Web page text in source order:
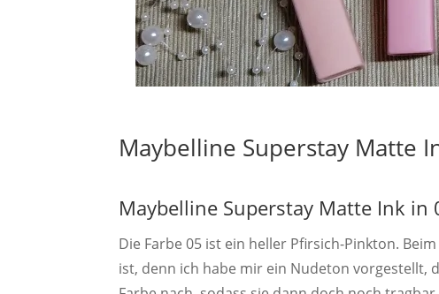
Maybelline Superstay Matte
Maybelline Superstay Matte Ink in
Die Farbe 05 ist ein heller Pfirsich-Pinkton.
ist, denn ich habe mir ein Nudeton vorgestellt,